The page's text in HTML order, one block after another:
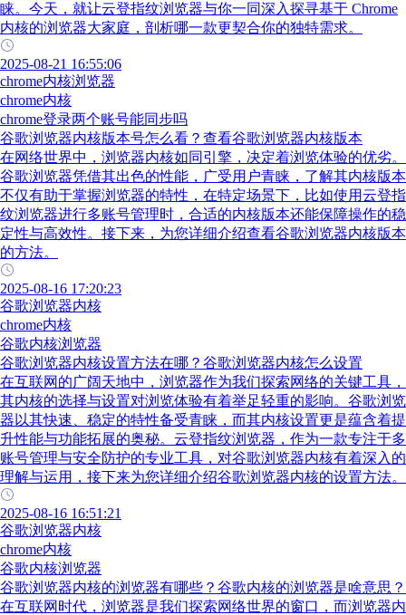
睐。今天，就让云登指纹浏览器与你一同深入探寻基于 Chrome
内核的浏览器大家庭，剖析哪一款更契合你的独特需求。
2025-08-21 16:55:06
chrome内核浏览器
chrome内核
chrome登录两个账号能同步吗
谷歌浏览器内核版本号怎么看？查看谷歌浏览器内核版本
在网络世界中，浏览器内核如同引擎，决定着浏览体验的优劣。
谷歌浏览器凭借其出色的性能，广受用户青睐，了解其内核版本
不仅有助于掌握浏览器的特性，在特定场景下，比如使用云登指
纹浏览器进行多账号管理时，合适的内核版本还能保障操作的稳
定性与高效性。接下来，为您详细介绍查看谷歌浏览器内核版本
的方法。
2025-08-16 17:20:23
谷歌浏览器内核
chrome内核
谷歌内核浏览器
谷歌浏览器内核设置方法在哪？谷歌浏览器内核怎么设置
在互联网的广阔天地中，浏览器作为我们探索网络的关键工具，
其内核的选择与设置对浏览体验有着举足轻重的影响。谷歌浏览
器以其快速、稳定的特性备受青睐，而其内核设置更是蕴含着提
升性能与功能拓展的奥秘。云登指纹浏览器，作为一款专注于多
账号管理与安全防护的专业工具，对谷歌浏览器内核有着深入的
理解与运用，接下来为您详细介绍谷歌浏览器内核的设置方法。
2025-08-16 16:51:21
谷歌浏览器内核
chrome内核
谷歌内核浏览器
谷歌浏览器内核的浏览器有哪些？谷歌内核的浏览器是啥意思？
在互联网时代，浏览器是我们探索网络世界的窗口，而浏览器内